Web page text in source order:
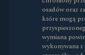
osadów oraz
które mogą
wymiana
wykonywana z